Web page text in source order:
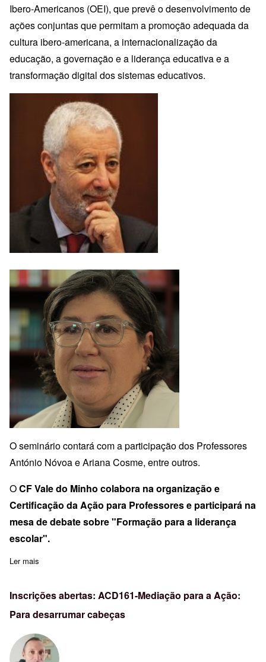
Ibero-Americanos (OEI), que prevê o desenvolvimento de
ações conjuntas que permitam a promoção adequada da
cultura ibero-americana, a internacionalização da
educação, a governação e a liderança educativa e a
transformação digital dos sistemas educativos.
O seminário contará com a participação dos Professores
António Nóvoa e Ariana Cosme, entre outros.
OCF Vale do Minho colabora na organização e
Certificação da Ação para Professores e participará na
mesa de debate sobre "Formação para a liderança
escolar".
Ler mais
Inscrições abertas: ACD161-Mediação para a Ação:
Para desarrumar cabeças